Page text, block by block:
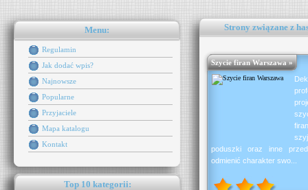
Menu:
Regulamin
Jak dodać wpis?
Najnowsze
Popularne
Przyjaciele
Mapa katalogu
Kontakt
Top 10 kategorii:
Strony związane z
Szycie firan Warszawa »
poduszki oraz inne
odmienić charakter swo...